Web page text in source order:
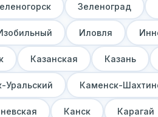
Зеленоград
Иловля
Казанская Казань
Уральский Каменск-
Канск Карагай